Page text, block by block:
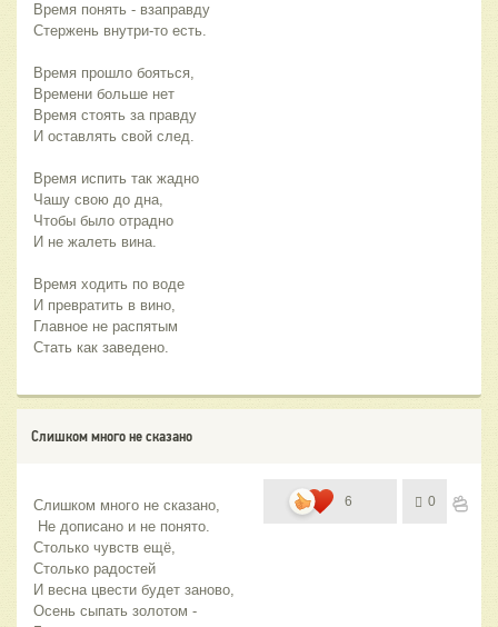
Время понять - взаправду
Стержень внутри-то есть.
Время прошло бояться,
Времени больше нет
Время стоять за правду
И оставлять свой след.
Время испить так жадно
Чашу свою до дна,
Чтобы было отрадно
И не жалеть вина.
Время ходить по воде
И превратить в вино,
Главное не распятым
Стать как заведено.
Слишком много не сказано
Слишком много не сказано,
Не дописано и не понято.
Столько чувств ещё,
Столько радостей
И весна цвести будет заново,
Осень сыпать золотом -
6 0